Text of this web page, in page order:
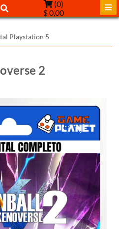
(0)
$ 0,00
Playstation 5
2